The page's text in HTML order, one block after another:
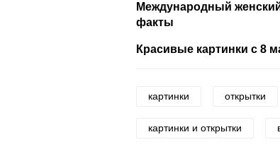
Международный
факты
Красивые картинки с 8
картинки открытки
картинки и открытки